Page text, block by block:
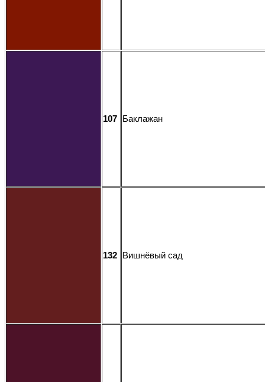
107 Баклажан
132 Вишнёвый сад